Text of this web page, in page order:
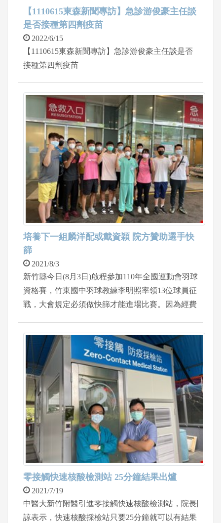
【1110615東森新聞專訪】急診游俊豪主任談
是否接種第四劑疫苗
2022/6/15
【1110615東森新聞專訪】急診游俊豪主任談是否
接種第四劑疫苗
培養下一組麟洋配或戴資穎 院方贊助選手快
篩
2021/8/3
新竹縣今日(8月3日)啟程參加110年全國運動會羽球
資格賽，竹東國中羽球教練李明照率領13位球員征
戰，大會規定必須做快篩才能進場比賽。因為經費
做快篩。中國醫藥大學新竹附設醫院院長陳自諒得
知訊息表示，為了支持運動員無後顧之憂投入比
賽，為新竹縣爭取最高榮譽，全額贊助羽球球員快
篩費用，李明照表達非常感謝院方力挺羽球體育。
零接觸快速核酸檢測站 25分鐘結果出爐
2021/7/19
中醫大新竹附醫引進零接觸快速核酸檢測站，院長陳自
諒表示，快速核酸採檢站只要25分鐘就可以有結果，一